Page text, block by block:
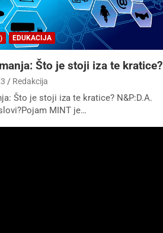
EDUKACIJA
Što je stoji iza te kratice?
Redakcija
Što je stoji iza te kratice? N&P:D.A.
MINT je…